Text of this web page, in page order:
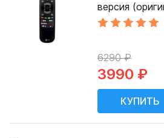
версия
6290 ₽
3990 ₽